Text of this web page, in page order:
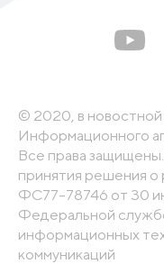
© 2020, в
Информационного
Все права
принятия решения
ФС77-78746 от 30
Федеральной
информационных
коммуникаций